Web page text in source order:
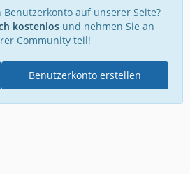
auf unserer Seite?
kostenlosund nehmen Sie an
Community teil!
Benutzerkonto erstellen